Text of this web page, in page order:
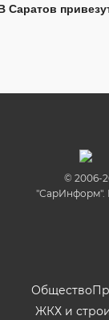
Саратов
© 2006-
"СарИнформ".
Общество
ЖКХ и